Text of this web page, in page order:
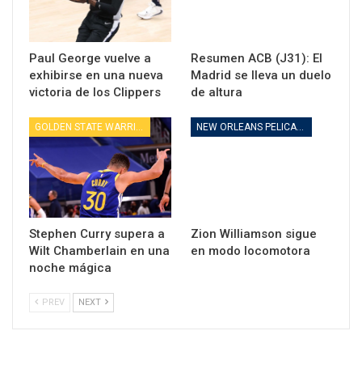
Paul George vuelve a
exhibirse en una nueva
victoria de los Clippers
Resumen ACB (J31): El
Madrid se lleva un duelo
de altura
GOLDEN STATE WARRIORS
Stephen Curry supera a
Wilt Chamberlain en una
noche mágica
NEW ORLEANS PELICANS
Zion Williamson sigue
en modo locomotora
PREV NEXT